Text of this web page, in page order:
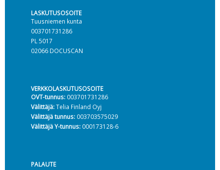
LASKUTUSOSOITE
Tuusniemen kunta
003701731286
PL 5017
02066 DOCUSCAN
VERKKOLASKUTUSOSOITE
OVT-tunnus:003701731286
Välittäjä:Telia Finland Oyj
Välittäjä tunnus:003703575029
Välittäjä Y-tunnus:000173128-6
PALAUTE